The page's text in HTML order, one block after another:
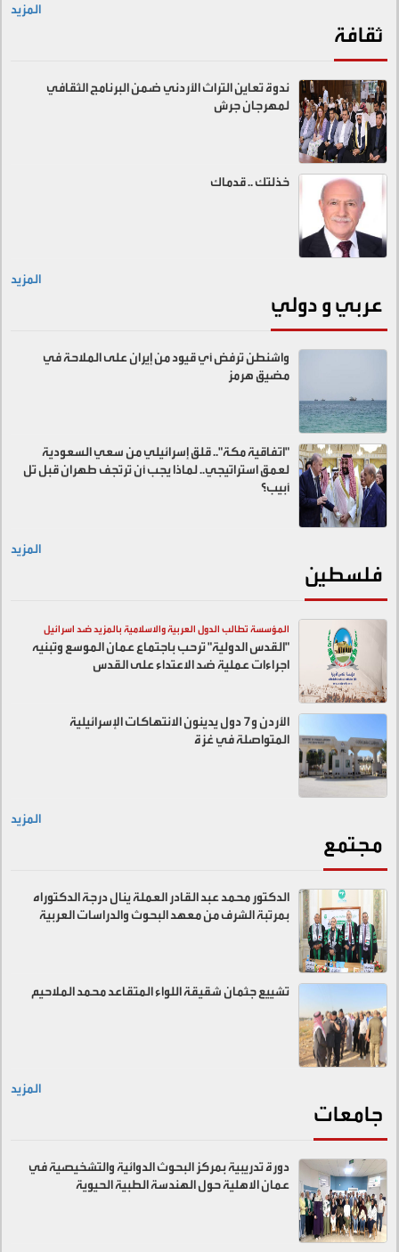
المزيد
ثقافة
ندوة تعاين التراث الأردني ضمن البرنامج الثقافي
لمهرجان جرش
خذلتك .. قدماك
المزيد
عربي و دولي
واشنطن ترفض أي قيود من إيران على الملاحة في
مضيق هرمز
"اتفاقية مكة".. قلق إسرائيلي من سعي السعودية
لعمق استراتيجي.. لماذا يجب أن ترتجف طهران قبل تل
أبيب؟
المزيد
فلسطين
المؤسسة تطالب الدول العربية والاسلامية بالمزيد ضد اسرائيل
"القدس الدولية" ترحب باجتماع عمان الموسع وتبنيه
اجراءات عملية ضد الاعتداء على القدس
الأردن و7 دول يدينون الانتهاكات الإسرائيلية
المتواصلة في غزة
المزيد
مجتمع
الدكتور محمد عبد القادر العملة ينال درجة الدكتوراه
بمرتبة الشرف من معهد البحوث والدراسات العربية
تشييع جثمان شقيقة اللواء المتقاعد محمد الملاحيم
المزيد
جامعات
دورة تدريبية بمركز البحوث الدوائية والتشخيصية في
عمان الاهلية حول الهندسة الطبية الحيوية